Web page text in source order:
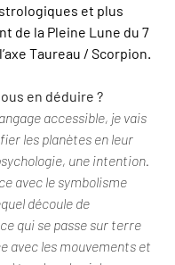
et plus
de la Pleine Lune du 7
Taureau / Scorpion.
en déduire ?
accessible, je vais
les planètes en leur
une intention.
avec le symbolisme
découle de
qui se passe sur terre
avec les mouvements et